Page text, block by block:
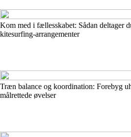
Kom med i fællesskabet: Sådan deltager
kitesurfing‑arrangementer
Træn balance og koordination: Forebyg
målrettede øvelser